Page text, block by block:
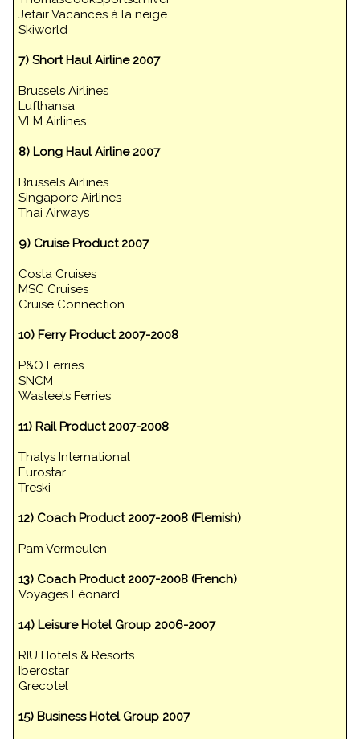
Jetair Vacances à la neige
Skiworld
7) Short Haul Airline 2007
Brussels Airlines
Lufthansa
VLM Airlines
8) Long Haul Airline 2007
Brussels Airlines
Singapore Airlines
Thai Airways
9) Cruise Product 2007
Costa Cruises
MSC Cruises
Cruise Connection
10) Ferry Product 2007-2008
P&O Ferries
SNCM
Wasteels Ferries
11) Rail Product 2007-2008
Thalys International
Eurostar
Treski
12) Coach Product 2007-2008 (Flemish)
Pam Vermeulen
13) Coach Product 2007-2008 (French)
Voyages Léonard
14) Leisure Hotel Group 2006-2007
RIU Hotels & Resorts
Iberostar
Grecotel
15) Business Hotel Group 2007